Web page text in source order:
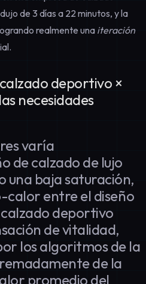
de 3 días a 22 minutos, y la
realmente una iteración
deportivo ×
necesidades
varía
de calzado de lujo
una baja saturación,
calor entre el diseño
calzado deportivo
de vitalidad,
los algoritmos de la
de la
promedio del